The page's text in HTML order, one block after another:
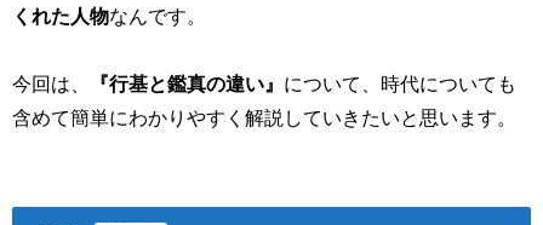
くれた人物なんです。
今回は、 『行基と鑑真の違い』 について、時代についても
含めて簡単にわかりやすく解説していきたいと思います。